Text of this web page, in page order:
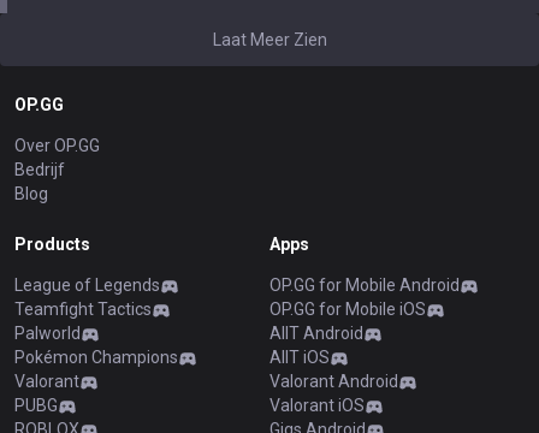
Laat Meer Zien
OP.GG
Over OP.GG
Bedrijf
Blog
Products
League of Legends
Teamfight Tactics
Palworld
Pokémon Champions
Valorant
PUBG
Apps
OP.GG for Mobile Android
OP.GG for Mobile iOS
AllT Android
AllT iOS
Valorant Android
Valorant iOS